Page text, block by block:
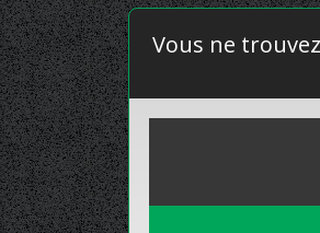
Vous ne